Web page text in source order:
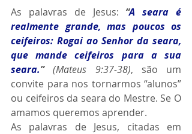
As palavras de Jesus: “A seara é
realmente grande, mas poucos os
ceifeiros: Rogai ao Senhor da seara,
que mande ceifeiros para a sua
seara.” (Mateus 9:37-38), são um
convite para nos tornarmos “alunos”
ou ceifeiros da seara do Mestre. Se O
amamos queremos aprender.